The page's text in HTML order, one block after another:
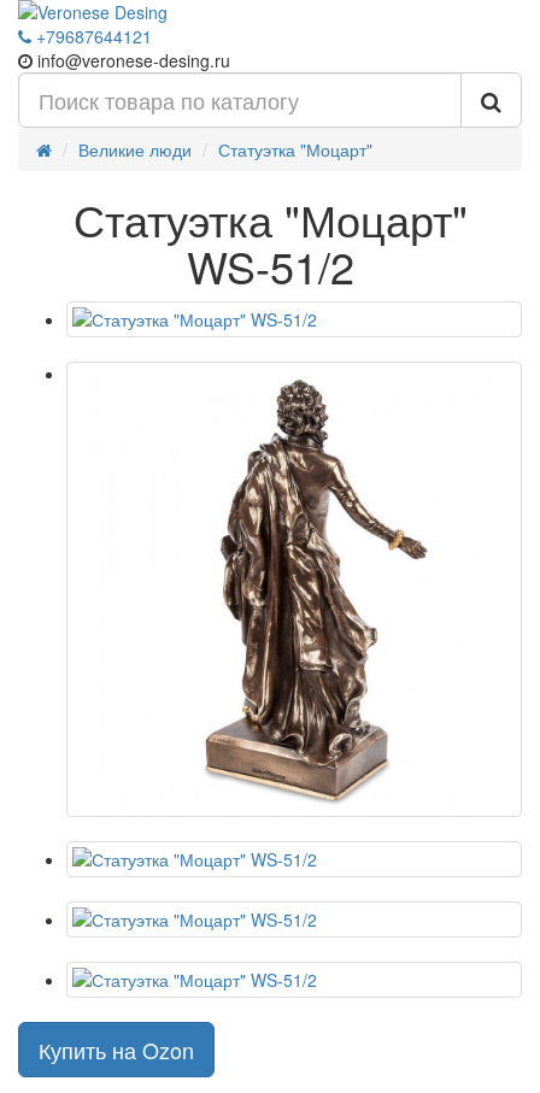
+79687644121
info@veronese-desing.ru
Великие люди Статуэтка "Моцарт"
Статуэтка "Моцарт"
WS-51/2
Купить на Ozon